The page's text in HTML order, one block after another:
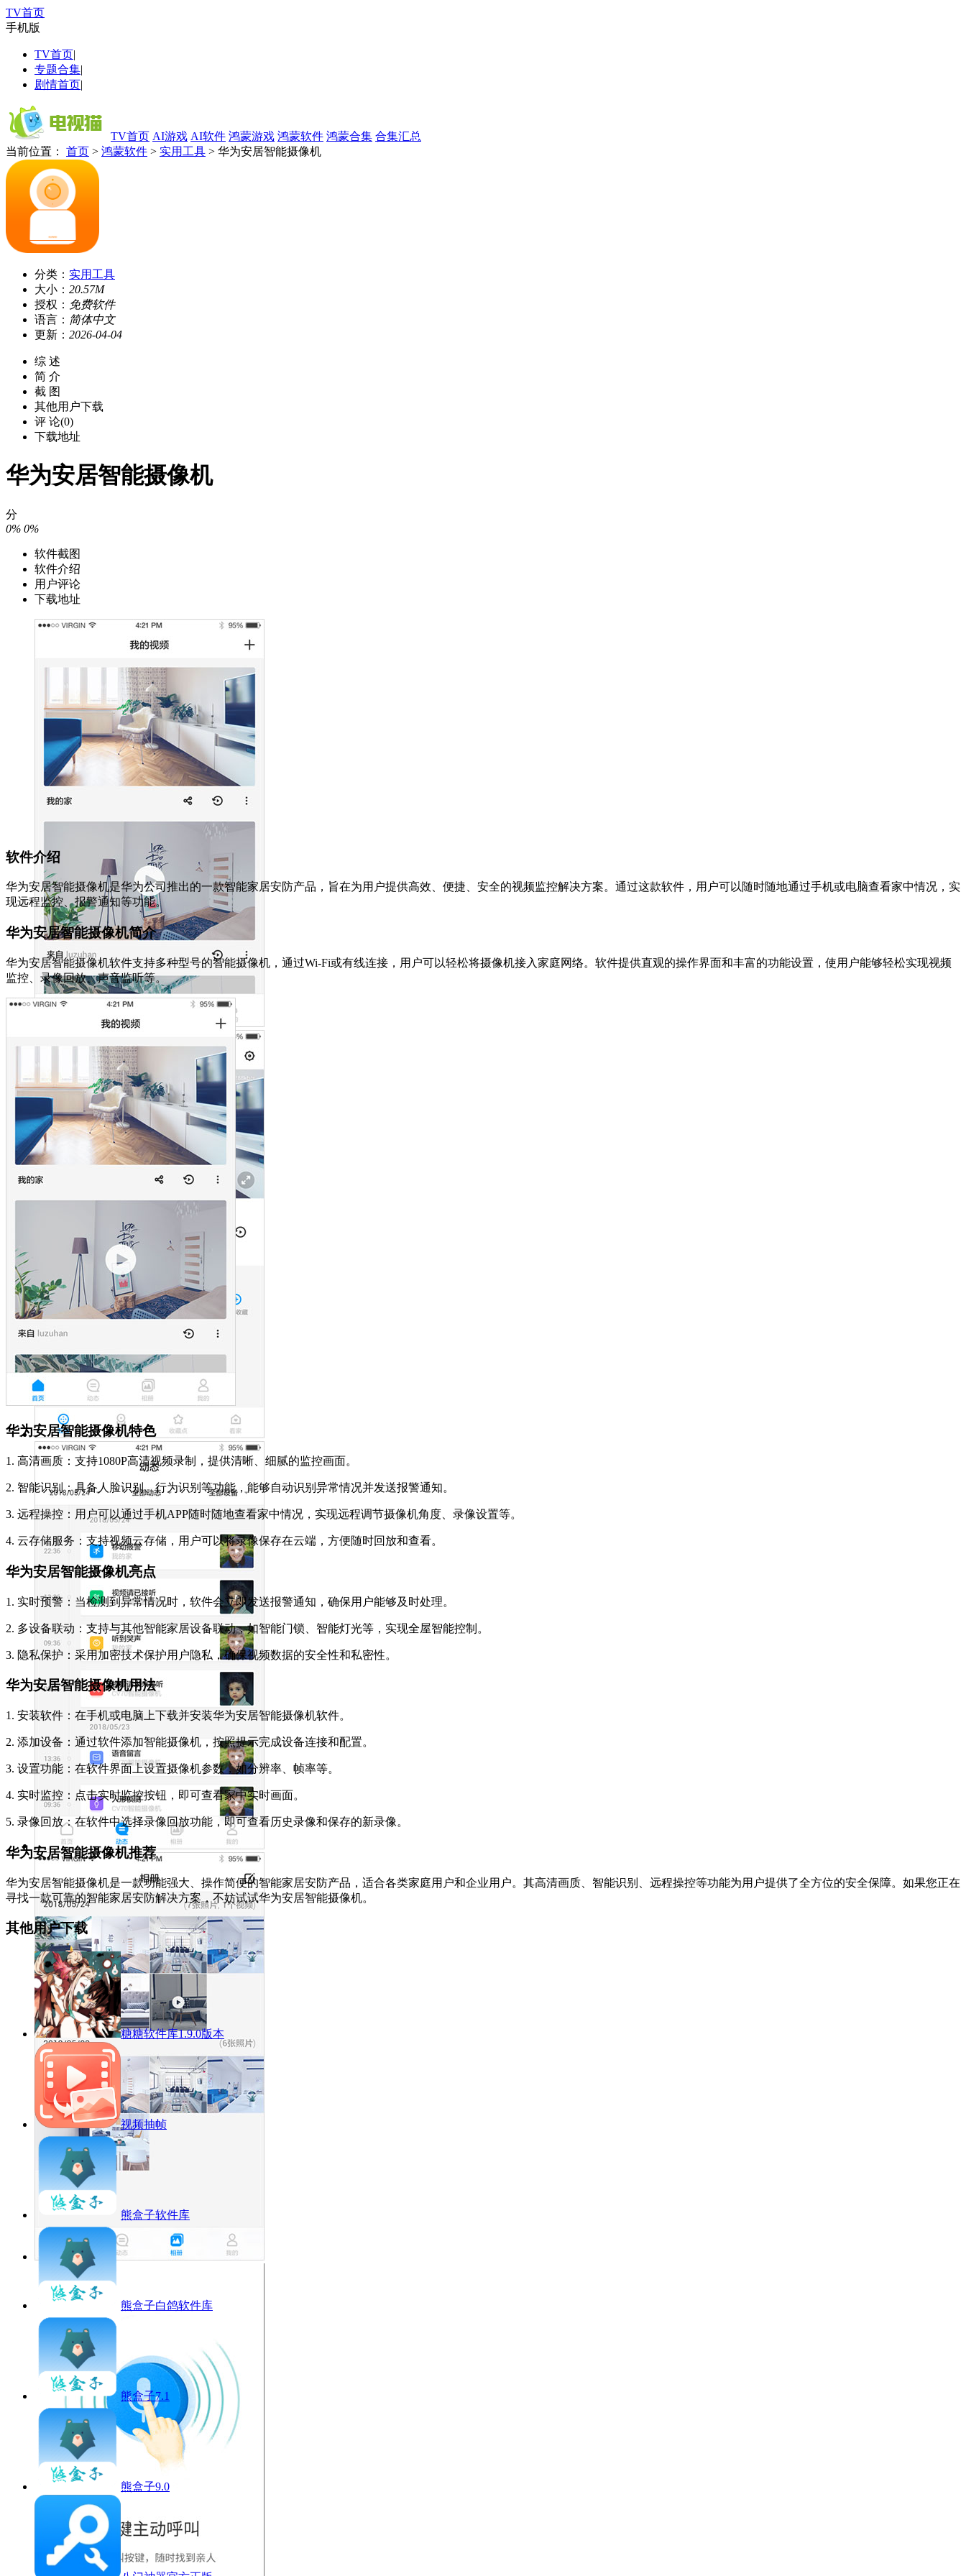
TV首页
手机版
TV首页|
专题合集|
剧情首页|
TV首页 AI游戏 AI软件 鸿蒙游戏 鸿蒙软件 鸿蒙合集 合集汇总
当前位置： 首页 > 鸿蒙软件 > 实用工具 > 华为安居智能摄像机
分类： 实用工具
大小： 20.57M
授权： 免费软件
语言： 简体中文
更新： 2026-04-04
综 述
简 介
截 图
其他用户下载
评 论(0)
下载地址
华为安居智能摄像机
分
0% 0%
软件截图
软件介绍
用户评论
下载地址
软件介绍
华为安居智能摄像机是华为公司推出的一款智能家居安防产品，旨在为用户提供高效、便捷、安全的视频监控解决方案。通过这款软件，用户可以随时随地通过手机或电脑查看家中情况，实
现远程监控、报警通知等功能。
华为安居智能摄像机简介
华为安居智能摄像机软件支持多种型号的智能摄像机，通过Wi-Fi或有线连接，用户可以轻松将摄像机接入家庭网络。软件提供直观的操作界面和丰富的功能设置，使用户能够轻松实现视频
监控、录像回放、声音监听等。
华为安居智能摄像机特色
1. 高清画质：支持1080P高清视频录制，提供清晰、细腻的监控画面。
2. 智能识别：具备人脸识别、行为识别等功能，能够自动识别异常情况并发送报警通知。
3. 远程操控：用户可以通过手机APP随时随地查看家中情况，实现远程调节摄像机角度、录像设置等。
4. 云存储服务：支持视频云存储，用户可以将录像保存在云端，方便随时回放和查看。
华为安居智能摄像机亮点
1. 实时预警：当检测到异常情况时，软件会立即发送报警通知，确保用户能够及时处理。
2. 多设备联动：支持与其他智能家居设备联动，如智能门锁、智能灯光等，实现全屋智能控制。
3. 隐私保护：采用加密技术保护用户隐私，确保视频数据的安全性和私密性。
华为安居智能摄像机用法
1. 安装软件：在手机或电脑上下载并安装华为安居智能摄像机软件。
2. 添加设备：通过软件添加智能摄像机，按照提示完成设备连接和配置。
3. 设置功能：在软件界面上设置摄像机参数，如分辨率、帧率等。
4. 实时监控：点击实时监控按钮，即可查看家中实时画面。
5. 录像回放：在软件中选择录像回放功能，即可查看历史录像和保存的新录像。
华为安居智能摄像机推荐
华为安居智能摄像机是一款功能强大、操作简便的智能家居安防产品，适合各类家庭用户和企业用户。其高清画质、智能识别、远程操控等功能为用户提供了全方位的安全保障。如果您正在
寻找一款可靠的智能家居安防解决方案，不妨试试华为安居智能摄像机。
其他用户下载
糖糖软件库1.9.0版本
视频抽帧
熊盒子软件库
熊盒子白鸽软件库
熊盒子7.1
熊盒子9.0